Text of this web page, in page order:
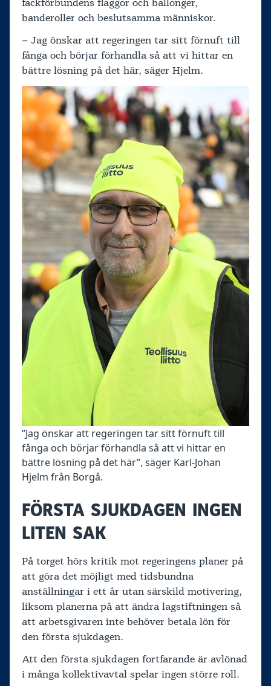
fackförbundens flaggor och ballonger,
banderoller och beslutsamma människor.
– Jag önskar att regeringen tar sitt förnuft till
fånga och börjar förhandla så att vi hittar en
bättre lösning på det här, säger Hjelm.
”Jag önskar att regeringen tar sitt förnuft till
fånga och börjar förhandla så att vi hittar en
bättre lösning på det här”, säger Karl-Johan
Hjelm från Borgå.
FÖRSTA SJUKDAGEN INGEN
LITEN SAK
På torget hörs kritik mot regeringens planer på
att göra det möjligt med tidsbundna
anställningar i ett år utan särskild motivering,
liksom planerna på att ändra lagstiftningen så
att arbetsgivaren inte behöver betala lön för
den första sjukdagen.
Att den första sjukdagen fortfarande är avlönad
i många kollektivavtal spelar ingen större roll.